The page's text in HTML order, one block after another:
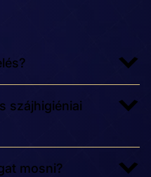
szájhigiéniai
mosni?